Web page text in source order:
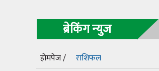
ब्रेकिंग न्युज
होमपेज / राशिफल